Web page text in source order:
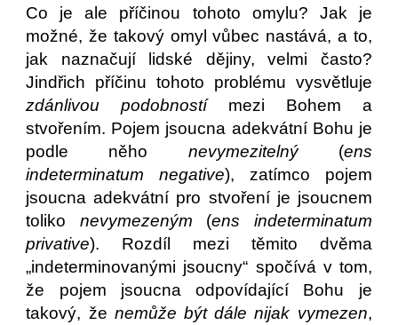
Co je ale příčinou tohoto omylu? Jak je
možné, že takový omyl vůbec nastává, a to,
jak naznačují lidské dějiny, velmi často?
Jindřich příčinu tohoto problému vysvětluje
zdánlivou podobnostímezi Bohem a
stvořením. Pojem jsoucna adekvátní Bohu je
podle něho nevymezitelný(ens
indeterminatum negative), zatímco pojem
jsoucna adekvátní pro stvoření je jsoucnem
toliko nevymezeným (ens indeterminatum
privative). Rozdíl mezi těmito dvěma
„indeterminovanými jsoucny“ spočívá v tom,
že pojem jsoucna odpovídající Bohu je
takový, že nemůže být dále nijak vymezen,